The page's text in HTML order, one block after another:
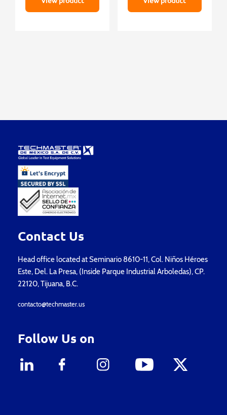
Contact Us
Head office located at Seminario 8610-11, Col. Niños Héroes
Este, Del. La Presa, (Inside Parque Industrial Arboledas), CP.
22120, Tijuana, B.C.
contacto@techmaster.us
Follow Us on